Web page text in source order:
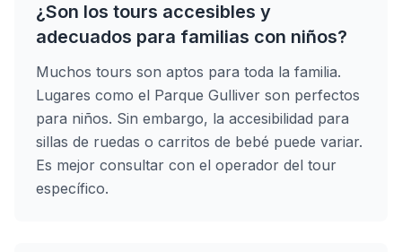
¿Son los tours accesibles y
adecuados para familias con niños?
Muchos tours son aptos para toda la familia.
Lugares como el Parque Gulliver son perfectos
para niños. Sin embargo, la accesibilidad para
sillas de ruedas o carritos de bebé puede variar.
Es mejor consultar con el operador del tour
específico.